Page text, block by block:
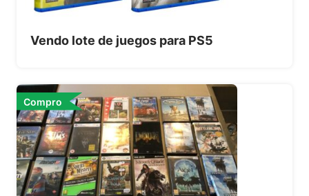
Vendo lote de juegos para PS5
Compro